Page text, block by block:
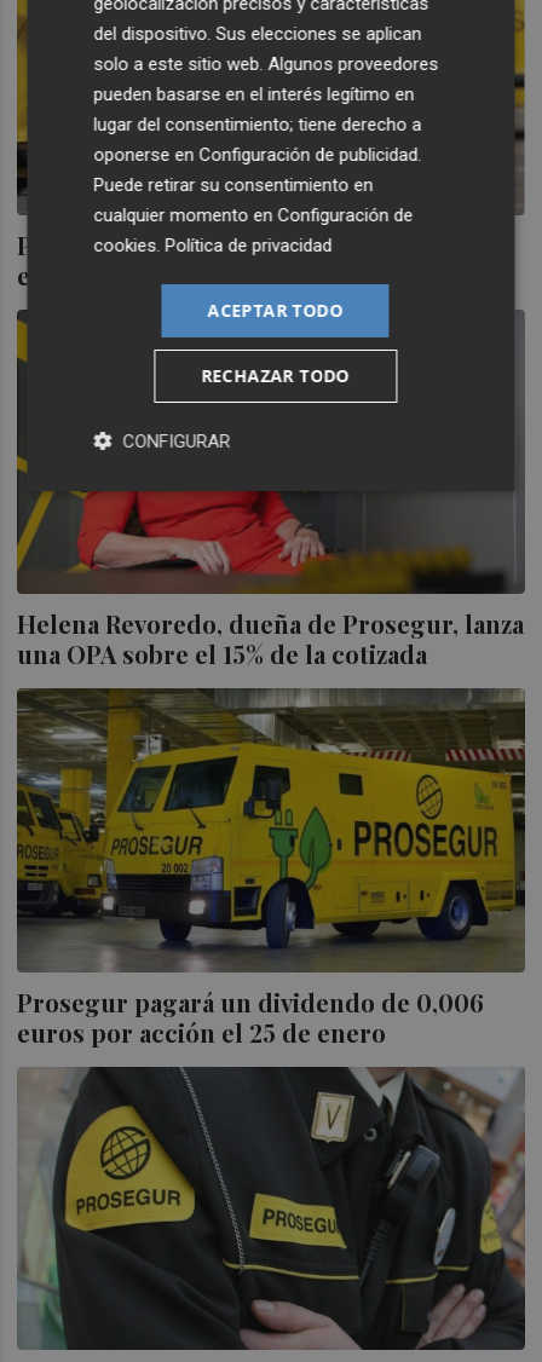
Prosegur pagará un dividendo de 0,06
euros por acción el 21 de diciembre
Helena Revoredo, dueña de Prosegur, lanza
una OPA sobre el 15% de la cotizada
Prosegur pagará un dividendo de 0,006
euros por acción el 25 de enero
del dispositivo. Sus elecciones se aplican
solo a este sitio web. Algunos proveedores
pueden basarse en el interés legítimo en
lugar del consentimiento; tiene derecho a
oponerse enConfiguración de publicidad.
Puede retirar su consentimiento en
cualquier momento enConfiguración de
cookies.Política de privacidad
ACEPTAR TODO
RECHAZAR TODO
CONFIGURAR